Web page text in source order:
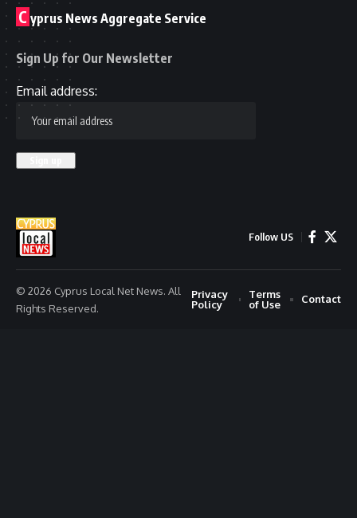
C yprus News Aggregate Service
Sign Up for Our Newsletter
Email address:
Follow US
© 2026 Cyprus Local Net News. All
Rights Reserved.
Privacy
Policy
Terms
of Use
Contact